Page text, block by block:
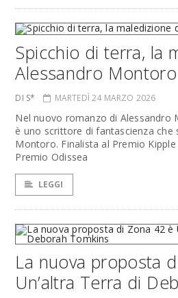
Spicchio di terra, la
Alessandro Montoro
DI S* MARTEDÌ 24 MARZO 2026
Nel nuovo romanzo di Alessandro
è uno scrittore di fantascienza che
Montoro. Finalista al Premio
Premio Odissea
LEGGI
La nuova proposta
Un’altra Terra di